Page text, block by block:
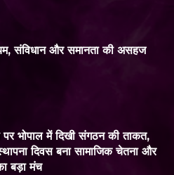
संविधान और समानता की असहज
भोपाल में दिखी संगठन की ताकत,
दिवस बना सामाजिक चेतना और
बड़ा मंच